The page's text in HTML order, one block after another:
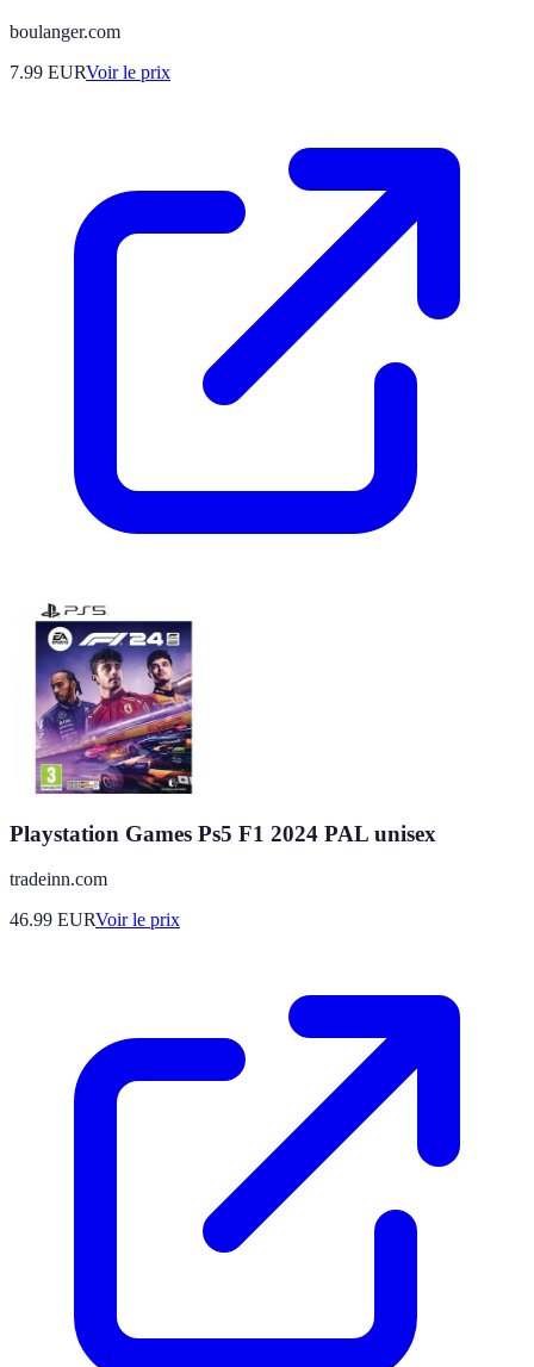
boulanger.com
7.99 EURVoir le prix
Playstation Games Ps5 F1 2024 PAL unisex
tradeinn.com
46.99 EURVoir le prix